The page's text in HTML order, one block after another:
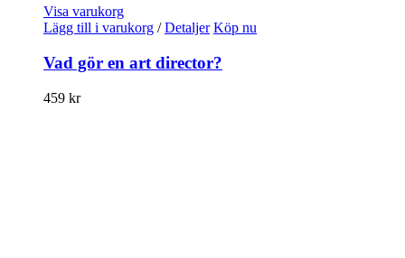
Visa varukorg
Lägg till i varukorg / Detaljer Köp nu
Vad gör en art director?
459 kr